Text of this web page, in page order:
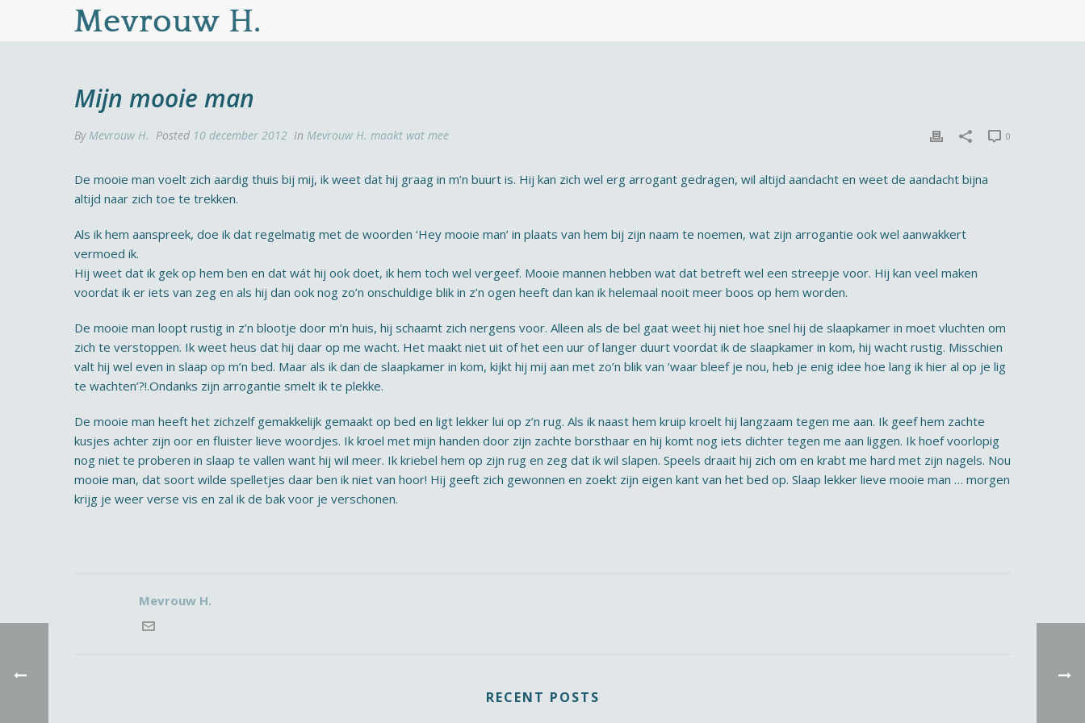
Mijn mooie man
ByMevrouw H. Posted 10 december 2012 In Mevrouw H. maakt wat mee 0
De mooie man voelt zich aardig thuis bij mij, ik weet dat hij graag in m’n buurt is. Hij kan zich wel erg arrogant gedragen, wil altijd aandacht en weet de aandacht bijna
altijd naar zich toe te trekken.
Als ik hem aanspreek, doe ik dat regelmatig met de woorden ‘Hey mooie man’ in plaats van hem bij zijn naam te noemen, wat zijn arrogantie ook wel aanwakkert
vermoed ik.
Hij weet dat ik gek op hem ben en dat wát hij ook doet, ik hem toch wel vergeef. Mooie mannen hebben wat dat betreft wel een streepje voor. Hij kan veel maken
voordat ik er iets van zeg en als hij dan ook nog zo’n onschuldige blik in z’n ogen heeft dan kan ik helemaal nooit meer boos op hem worden.
De mooie man loopt rustig in z’n blootje door m’n huis, hij schaamt zich nergens voor. Alleen als de bel gaat weet hij niet hoe snel hij de slaapkamer in moet vluchten om
zich te verstoppen. Ik weet heus dat hij daar op me wacht. Het maakt niet uit of het een uur of langer duurt voordat ik de slaapkamer in kom, hij wacht rustig. Misschien
valt hij wel even in slaap op m’n bed. Maar als ik dan de slaapkamer in kom, kijkt hij mij aan met zo’n blik van ‘waar bleef je nou, heb je enig idee hoe lang ik hier al op je lig
te wachten’?!.Ondanks zijn arrogantie smelt ik te plekke.
De mooie man heeft het zichzelf gemakkelijk gemaakt op bed en ligt lekker lui op z’n rug. Als ik naast hem kruip kroelt hij langzaam tegen me aan. Ik geef hem zachte
kusjes achter zijn oor en fluister lieve woordjes. Ik kroel met mijn handen door zijn zachte borsthaar en hij komt nog iets dichter tegen me aan liggen. Ik hoef voorlopig
nog niet te proberen in slaap te vallen want hij wil meer. Ik kriebel hem op zijn rug en zeg dat ik wil slapen. Speels draait hij zich om en krabt me hard met zijn nagels. Nou
mooie man, dat soort wilde spelletjes daar ben ik niet van hoor! Hij geeft zich gewonnen en zoekt zijn eigen kant van het bed op. Slaap lekker lieve mooie man … morgen
krijg je weer verse vis en zal ik de bak voor je verschonen.
Mevrouw H.
RECENT POSTS